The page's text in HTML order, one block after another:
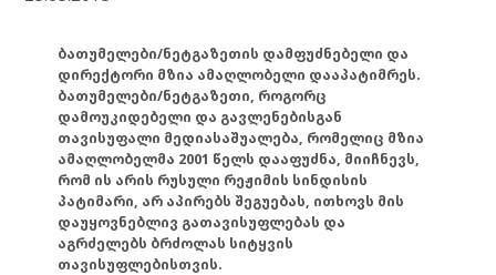
ბათუმელები/ნეტგაზეთის დამფუძნებელი და
დირექტორი მზია ამაღლობელი დააპატიმრეს.
ბათუმელები/ნეტგაზეთი, როგორც
დამოუკიდებელი და გავლენებისგან
თავისუფალი მედიასაშუალება, რომელიც მზია
ამაღლობელმა 2001 წელს დააფუძნა, მიიჩნევს,
რომ ის არის რუსული რეჟიმის სინდისის
პატიმარი, არ აპირებს შეგუებას, ითხოვს მის
დაუყოვნებლივ გათავისუფლებას და
აგრძელებს ბრძოლას სიტყვის
თავისუფლებისთვის.